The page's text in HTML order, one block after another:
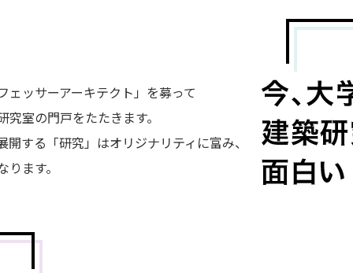
ェッサーアーキテクト」を募って
室の門戸をたたきます。
する「研究」はオリジナリティに富み、
ます。